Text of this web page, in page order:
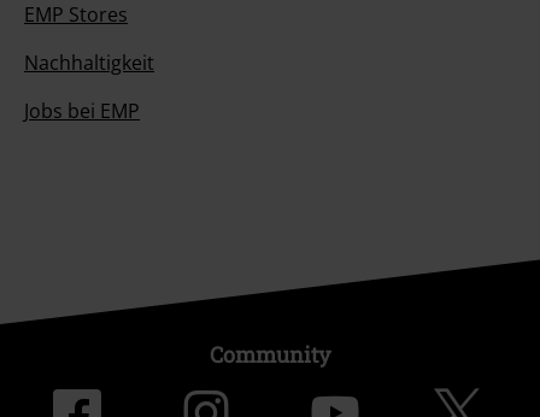
EMP Stores
Nachhaltigkeit
Jobs bei EMP
Community